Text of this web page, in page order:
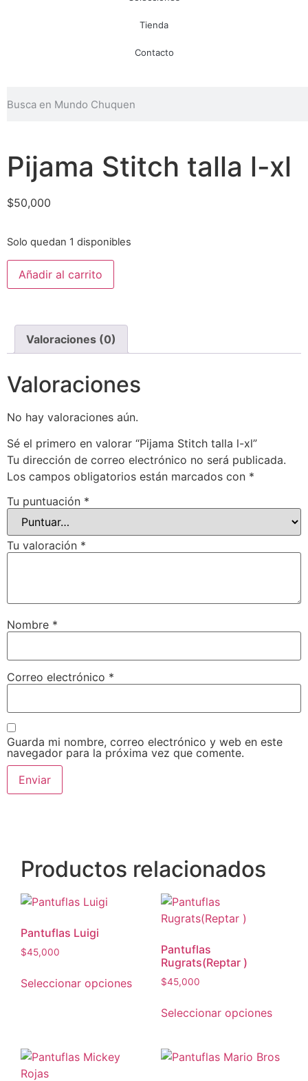
Tienda
Contacto
Pijama Stitch talla l-xl
$50,000
Solo quedan 1 disponibles
Añadir al carrito
Valoraciones (0)
Valoraciones
No hay valoraciones aún.
Sé el primero en valorar “Pijama Stitch talla l-xl”
Tu dirección de correo electrónico no será publicada.
Los campos obligatorios están marcados con *
Tu puntuación *
Tu valoración *
Nombre *
Correo electrónico *
Guarda mi nombre, correo electrónico y web en este
navegador para la próxima vez que comente.
Productos relacionados
Pantuflas Luigi
$45,000
Seleccionar opciones
Pantuflas
Rugrats(Reptar )
$45,000
Seleccionar opciones